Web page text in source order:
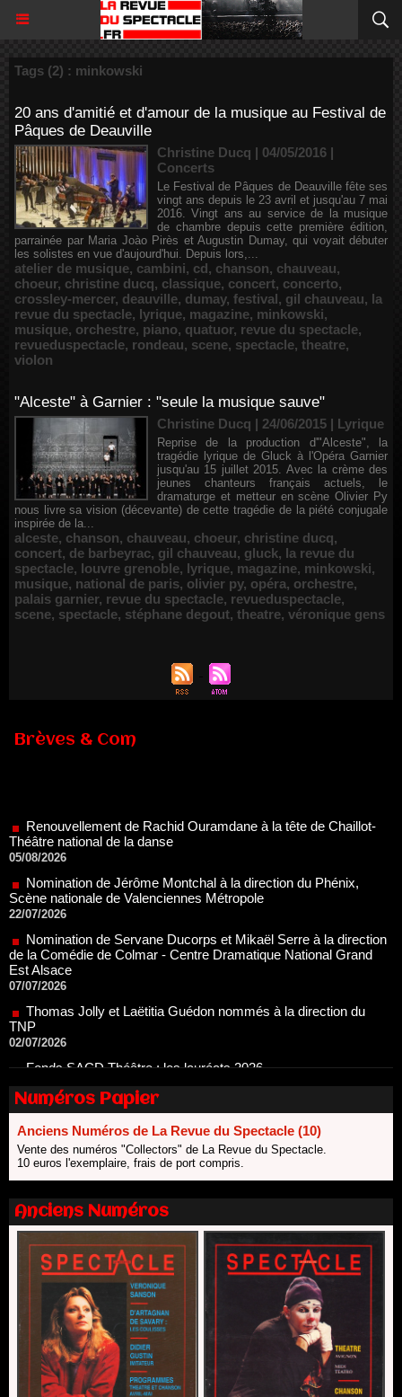
Tags (2) : minkowski
20 ans d'amitié et d'amour de la musique au Festival de
Pâques de Deauville
Christine Ducq | 04/05/2016 |
Concerts
Le Festival de Pâques de Deauville fête ses
vingt ans depuis le 23 avril et jusqu'au 7 mai
2016. Vingt ans au service de la musique
de chambre depuis cette première édition,
parrainée par Maria Joào Pirès et Augustin Dumay, qui voyait débuter
les solistes en vue d'aujourd'hui. Depuis lors,...
atelier de musique, cambini, cd, chanson, chauveau,
choeur, christine ducq, classique, concert, concerto,
crossley-mercer, deauville, dumay, festival, gil chauveau, la
revue du spectacle, lyrique, magazine, minkowski,
musique, orchestre, piano, quatuor, revue du spectacle,
revueduspectacle, rondeau, scene, spectacle, theatre,
violon
"Alceste" à Garnier : "seule la musique sauve"
Christine Ducq | 24/06/2015 | Lyrique
Reprise de la production d'"Alceste", la
tragédie lyrique de Gluck à l'Opéra Garnier
jusqu'au 15 juillet 2015. Avec la crème des
jeunes chanteurs français actuels, le
dramaturge et metteur en scène Olivier Py
nous livre sa vision (décevante) de cette tragédie de la piété conjugale
inspirée de la...
alceste, chanson, chauveau, choeur, christine ducq,
concert, de barbeyrac, gil chauveau, gluck, la revue du
spectacle, louvre grenoble, lyrique, magazine, minkowski,
musique, national de paris, olivier py, opéra, orchestre,
palais garnier, revue du spectacle, revueduspectacle,
scene, spectacle, stéphane degout, theatre, véronique gens
Brèves & Com
05/08/2026
Nomination de Jérôme Montchal à la direction du Phénix,
Scène nationale de Valenciennes Métropole
22/07/2026
Nomination de Servane Ducorps et Mikaël Serre à la direction
de la Comédie de Colmar - Centre Dramatique National Grand
Est Alsace
07/07/2026
Thomas Jolly et Laëtitia Guédon nommés à la direction du
TNP
02/07/2026
Fonds SACD Théâtre : les lauréats 2026
23/06/2026
Dispositif ARTCENA Écrire pour le cirque, les lauréats 2026 !
20/06/2026
Le palmarès des prix SACD 2026
18/06/2026
Les 10 lauréats du Fonds Grandes Formes Théâtre 2026
SACD
Nomination de Nathalie Garraud et Olivier Saccomano à la
direction du Théâtre de Gennevilliers - CDN
13/06/2026
Dispositif SACD Auteurs d'espaces : les lauréats 2026
18/03/2026
Numéros Papier
Anciens Numéros de La Revue du Spectacle (10)
Vente des numéros "Collectors" de La Revue du Spectacle.
10 euros l'exemplaire, frais de port compris.
Anciens Numéros